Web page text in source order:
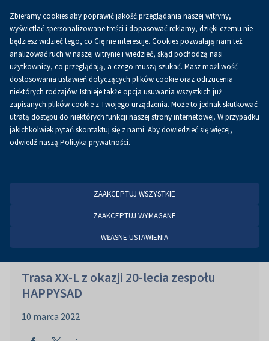
PL
Strona główna Aktualności
Aktualności
Trasa XX-L z okazji 20-lecia zespołu
HAPPYSAD
10 marca 2022
Zbieramy cookies aby poprawić jakość przeglądania naszej witryny,
wyświetlać spersonalizowane treści i dopasować reklamy, dzięki czemu nie
będziesz widzieć tego, co Cię nie interesuje. Cookies pozwalają nam też
analizować ruch w naszej witrynie i wiedzieć, skąd pochodzą nasi
użytkownicy, co przeglądają, a czego muszą szukać. Masz możliwość
dostosowania ustawień dotyczących plików cookie oraz odrzucenia
niektórych rodzajów. Istnieje także opcja usuwania wszystkich już
zapisanych plików cookie z Twojego urządzenia. Może to jednak skutkować
utratą dostępu do niektórych funkcji naszej strony internetowej. W przypadku
jakichkolwiek pytań skontaktuj się z nami. Aby dowiedzieć się więcej,
odwiedź naszą Polityka prywatności.
ZAAKCEPTUJ WSZYSTKIE
ZAAKCEPTUJ WYMAGANE
WŁASNE USTAWIENIA